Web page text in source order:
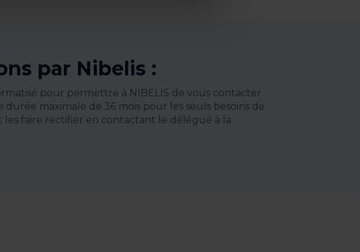
par Nibelis :
pour permettre à NIBELIS de vous contacter
maximale de 36 mois pour les seuls besoins de
les faire rectifier en contactant le délégué à la